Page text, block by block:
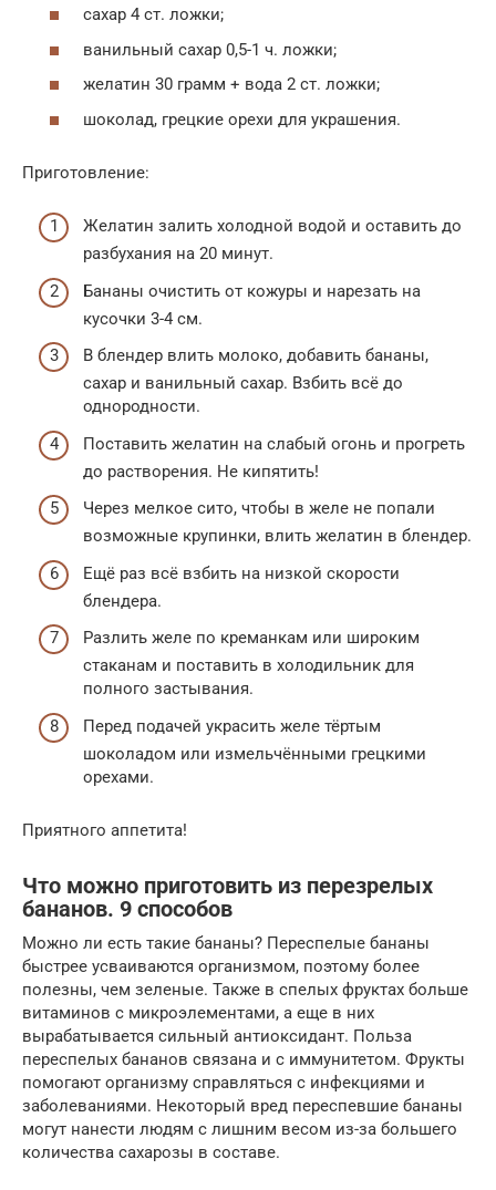
сахар 4 ст. ложки;
ванильный сахар 0,5-1 ч. ложки;
желатин 30 грамм + вода 2 ст. ложки;
шоколад, грецкие орехи для украшения.
Приготовление:
Желатин залить холодной водой и оставить до
разбухания на 20 минут.
Бананы очистить от кожуры и нарезать на
кусочки 3-4 см.
В блендер влить молоко, добавить бананы,
сахар и ванильный сахар. Взбить всё до
однородности.
Поставить желатин на слабый огонь и прогреть
до растворения. Не кипятить!
Через мелкое сито, чтобы в желе не попали
возможные крупинки, влить желатин в блендер.
Ещё раз всё взбить на низкой скорости
блендера.
Разлить желе по креманкам или широким
стаканам и поставить в холодильник для
полного застывания.
Перед подачей украсить желе тёртым
шоколадом или измельчёнными грецкими
орехами.
Приятного аппетита!
Что можно приготовить из перезрелых
бананов. 9 способов
Можно ли есть такие бананы? Переспелые бананы
быстрее усваиваются организмом, поэтому более
полезны, чем зеленые. Также в спелых фруктах больше
витаминов с микроэлементами, а еще в них
вырабатывается сильный антиоксидант. Польза
переспелых бананов связана и с иммунитетом. Фрукты
помогают организму справляться с инфекциями и
заболеваниями. Некоторый вред переспевшие бананы
могут нанести людям с лишним весом из-за большего
количества сахарозы в составе.